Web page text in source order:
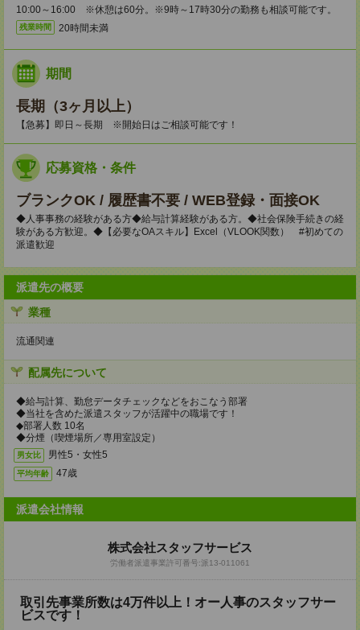
10:00～16:00 ※休憩は60分。※9時～17時30分の勤務も相談可能です。
残業時間 20時間未満
期間
長期（3ヶ月以上）
【急募】即日～長期 ※開始日はご相談可能です！
応募資格・条件
ブランクOK / 履歴書不要 / WEB登録・面接OK
◆人事事務の経験がある方◆給与計算経験がある方。◆社会保険手続きの経
験がある方歓迎。◆【必要なOAスキル】Excel（VLOOK関数） #初めての
派遣歓迎
派遣先の概要
業種
流通関連
配属先について
◆給与計算、勤怠データチェックなどをおこなう部署
◆当社を含めた派遣スタッフが活躍中の職場です！
◆部署人数 10名
◆分煙（喫煙場所／専用室設定）
男女比 男性5・女性5
平均年齢 47歳
派遣会社情報
株式会社スタッフサービス
労働者派遣事業許可番号:派13-011061
取引先事業所数は4万件以上！オー人事のスタッフサー
ビスです！